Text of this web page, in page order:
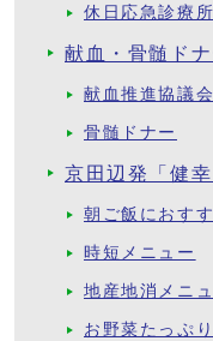
休日応急診療
献血・骨髄ドナ
献血推進協議会
骨髄ドナー
京田辺発「健
朝ご飯におす
時短メニュー
地産地消メニ
お野菜たっぷ